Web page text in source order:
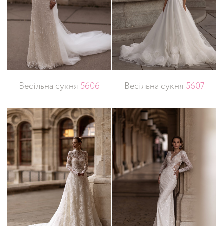
Весільна сукня 5606 Весільна сукня 5607